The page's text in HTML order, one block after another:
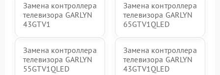
Замена контроллера
телевизора GARLYN
43GTV1
Замена контроллера
телевизора GARLYN
65GTV1QLED
Замена контроллера
телевизора GARLYN
55GTV1QLED
Замена контроллера
телевизора GARLYN
43GTV1QLED